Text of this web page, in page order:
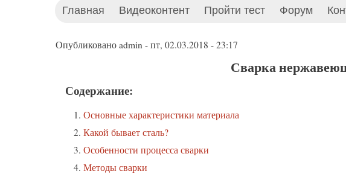
Основное
Главная Видеоконтент Пройти тест Форум
Опубликованоadmin -пт, 02.03.2018 - 23:17
Сварка
Содержание:
Основные характеристики материала
Какой бывает сталь?
Особенности процесса сварки
Методы сварки